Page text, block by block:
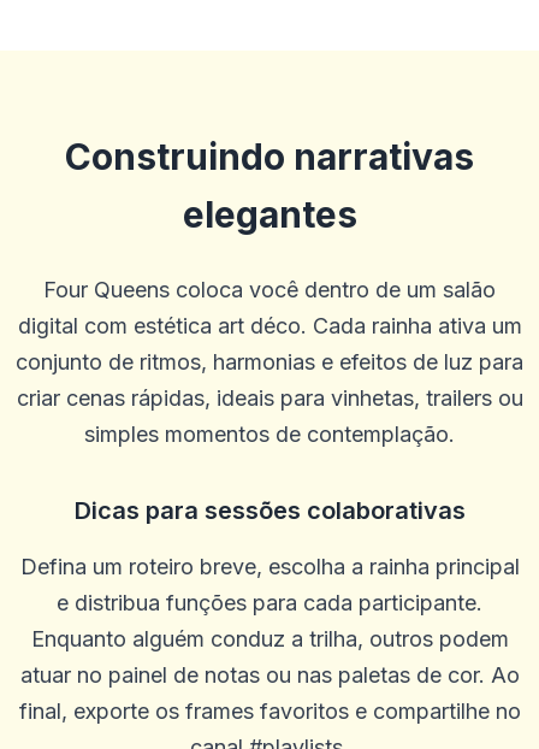
Construindo narrativas
elegantes
Four Queens coloca você dentro de um salão
digital com estética art déco. Cada rainha ativa um
conjunto de ritmos, harmonias e efeitos de luz para
criar cenas rápidas, ideais para vinhetas, trailers ou
simples momentos de contemplação.
Dicas para sessões colaborativas
Defina um roteiro breve, escolha a rainha principal
e distribua funções para cada participante.
Enquanto alguém conduz a trilha, outros podem
atuar no painel de notas ou nas paletas de cor. Ao
final, exporte os frames favoritos e compartilhe no
pouco ruim e eles poderiam oferecer mais linhas e opções de
C
Casey Ford
2025-10-15 07:14:12
Meu gerente de conta, Graham, foi ótimo e me trouxe de volta ao
Caztro Comptoon
Bom lugar honesto muitos giros grátis eles te pegaram
0 0
Ostha Meo
Bom site!
0 0